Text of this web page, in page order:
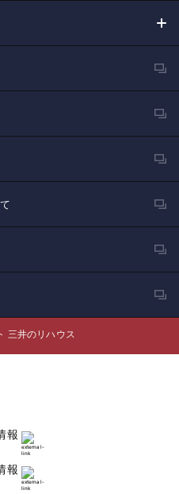
三井のリハウス
報
報